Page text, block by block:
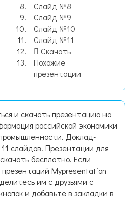
Слайд №8
Слайд №9
Слайд №10
Слайд №11
Скачать
Похожие
презентации
и скачать презентацию на
российской экономики
Доклад-
слайдов. Презентации для
бесплатно. Если
Mypresentation
им с друзьями с
и добавьте в закладки в